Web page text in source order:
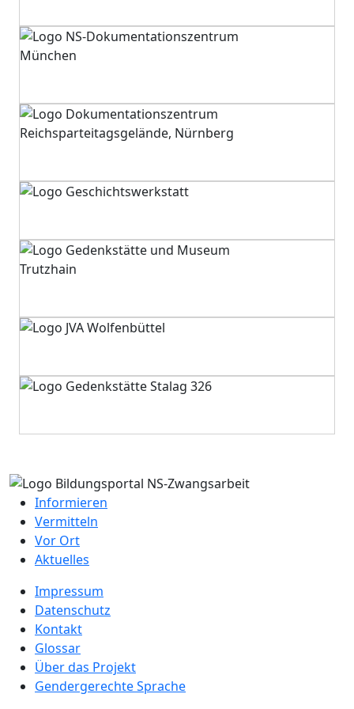
Informieren
Vermitteln
Vor Ort
Aktuelles
Impressum
Datenschutz
Kontakt
Glossar
Über das Projekt
Gendergerechte Sprache